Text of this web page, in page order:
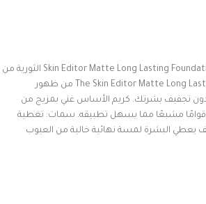
الثورية من
من ظهور
تجفيف بشرتك. كريم الأساس غني بمزيج من
قوامًا مشبعًا مما يسهل تطبيقه. سمات: تغطية
يعطي البشرة لمسة نهائية خالية من العيوب